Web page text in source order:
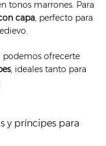
tonos marrones. Para
capa, perfecto para
podemos ofrecerte
, ideales tanto para
y príncipes para